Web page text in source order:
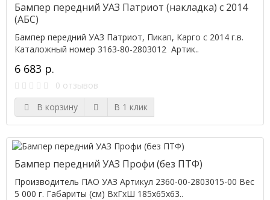
Бампер передний УАЗ Патриот (накладка) с 2014
(АБС)
Бампер передний УАЗ Патриот, Пикап, Карго с 2014 г.в.
Каталожный номер 3163-80-2803012 Артик..
6 683 р.
0 отзывов
В корзину
В 1 клик
Бампер передний УАЗ Профи (без ПТФ)
Производитель ПАО УАЗ Артикул 2360-00-2803015-00 Вес
5 000 г. Габариты (см) ВхГхШ 185х65х63..